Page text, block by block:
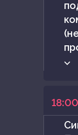
⌵